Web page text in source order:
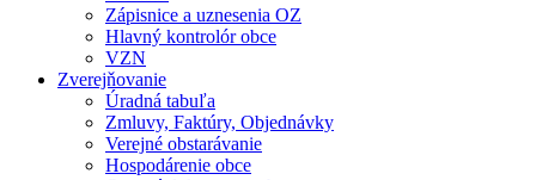
Zápisnice a uznesenia OZ
Hlavný kontrolór obce
VZN
Zverejňovanie
Úradná tabuľa
Zmluvy, Faktúry, Objednávky
Verejné obstarávanie
Hospodárenie obce